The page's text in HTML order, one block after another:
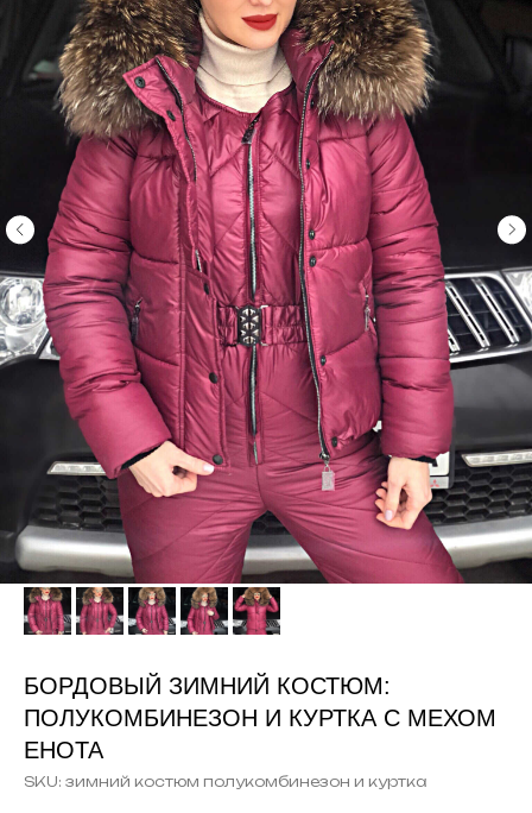
БОРДОВЫЙ ЗИМНИЙ КОСТЮМ:
ПОЛУКОМБИНЕЗОН И КУРТКА С МЕХОМ
ЕНОТА
SKU: зимний костюм полукомбинезон и куртка